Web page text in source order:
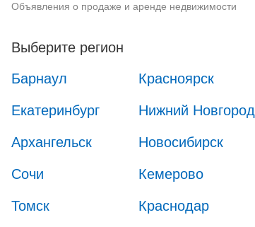
Объявления о продаже и аренде недвижимости
Выберите регион
Барнаул
Красноярск
Екатеринбург Нижний Новгород
Архангельск Новосибирск
Сочи Кемерово
Томск Краснодар